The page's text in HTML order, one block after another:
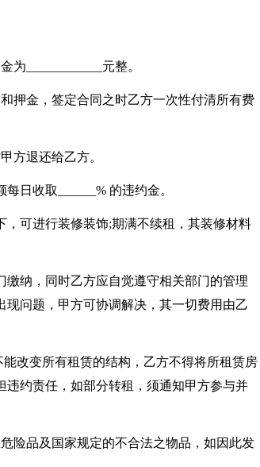
为____________元整。
押金，签定合同之时乙方一次性付清所有费
方退还给乙方。
日收取______% 的违约金。
可进行装修装饰;期满不续租，其装修材料
纳，同时乙方应自觉遵守相关部门的管理
问题，甲方可协调解决，其一切费用由乙
能改变所有租赁的结构，乙方不得将所租赁房
约责任，如部分转租，须通知甲方参与并
险品及国家规定的不合法之物品，如因此发